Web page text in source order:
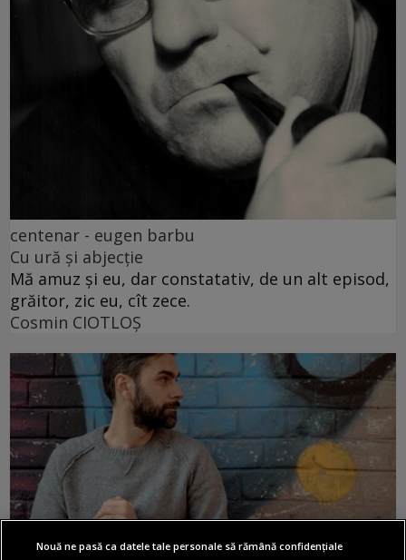
centenar - eugen barbu
Cu ură și abjecție
Mă amuz și eu, dar constatativ, de un alt episod,
grăitor, zic eu, cît zece.
Cosmin CIOTLOŞ
Nouă ne pasă ca datele tale personale să rămână confidențiale